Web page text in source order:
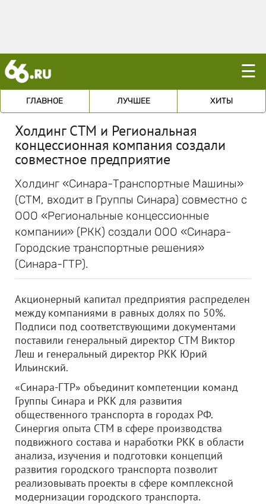
☰
ГЛАВНОЕ ЛУЧШЕЕ ХИТЫ
Холдинг СТМ и Региональная
концессионная компания создали
совместное предприятие
Холдинг «Синара-Транспортные Машины»
(СТМ, входит в Группы Синара) совместно с
ООО «Региональные концессионные
компании» (РКК) создали ООО «Синара-
Городские транспортные решения»
(Синара-ГТР).
Акционерный капитал предприятия распределен
между компаниями в равных долях по 50%.
Подписи под соответствующими документами
поставили генеральный директор СТМ Виктор
Леш и генеральный директор РКК Юрий
Ильинский.
«Синара-ГТР» объединит компетенции команд
Группы Синара и РКК для развития
общественного транспорта в городах РФ.
Синергия опыта СТМ в сфере производства
подвижного состава и наработки РКК в области
анализа, изучения и подготовки концепций
развития городского транспорта позволит
реализовывать проекты в сфере комплексной
модернизации городского транспорта.